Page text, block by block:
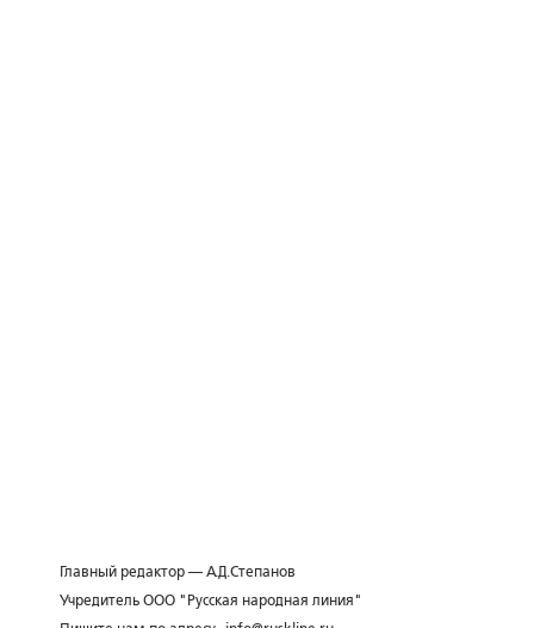
Главный редактор — А.Д.Степанов
Учредитель ООО "Русская народная линия"